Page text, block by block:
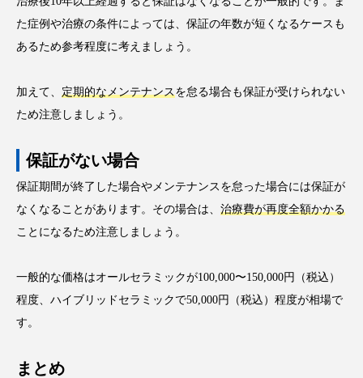
た症例や治療の条件によっては、保証の年数が短くなるケースも
あるため参考程度に考えましょう。
加えて、 定期的なメンテナンス を怠る場合も保証が受けられない
ため注意しましょう。
保証がない場合
保証期間が終了した場合やメンテナンスを怠った場合には保証が
なくなることがあります。その場合は、 治療費が再度全額かかる
ことになるため注意しましょう。
一般的な価格はオールセラミックが100,000〜150,000円（税込）
程度、ハイブリッドセラミックで50,000円（税込）程度が相場で
す。
まとめ